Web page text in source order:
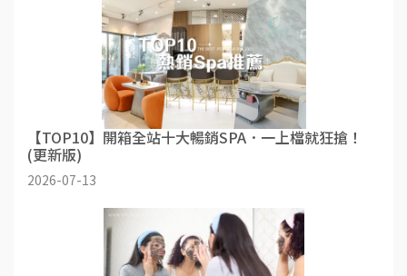
【TOP10】開箱全站十大暢銷SPA．一上檔就狂搶！
(更新版)
2026-07-13